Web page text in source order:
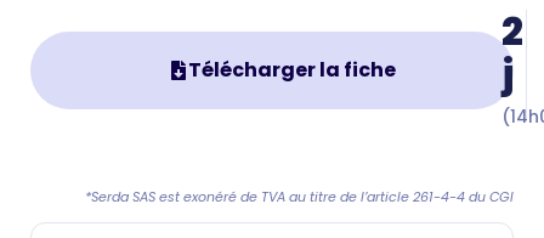
Télécharger la fiche
2
j
*Serda SAS est exonéré de TVA au titre de l’article 261-4-4 du CGI